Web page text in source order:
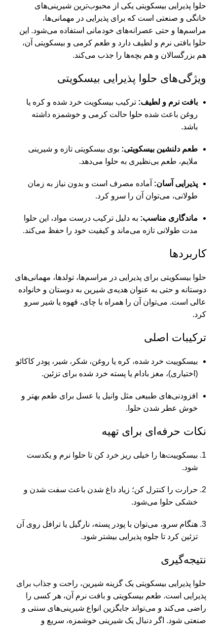
حلوا پذیرایی بیسکویتی یکی از محبوب‌ترین شیرینی‌های
خانگی و صنعتی است که برای پذیرایی در مهمانی‌ها،
مراسم‌ها و حتی عصرانه‌های خودمانی استفاده می‌شود. این
حلوا بافتی نرم و لطیف دارد و طعم کرمی و بیسکویتی آن،
هم بزرگسالان و هم بچه‌ها را جذب می‌کند.
ویژگی‌های حلوا پذیرایی بیسکویتی
بافت نرم و لطیف: ترکیب بیسکویت خرد شده و کره یا
روغن باعث شده حلوا حالت کرمی و خوشمزه داشته
باشد.
طعم دلنشین بیسکویتی: بوی بیسکویتی تازه و شیرینی
ملایم، طعم بی‌نظیری به حلوا می‌دهد.
پذیرایی آسان: آماده مصرف است و بدون نیاز به زمان
طولانی، می‌توان آن را سرو کرد.
ماندگاری مناسب: به دلیل ترکیب درست مواد، این حلوا
مدت طولانی تازه می‌ماند و کیفیت خود را حفظ می‌کند.
کاربردها
حلوا بیسکویتی برای پذیرایی در مراسم‌ها، تولدها، مهمانی‌های
دوستانه و حتی به عنوان هدیه‌ی شیرین به دوستان و خانواده
عالی است. می‌توان آن را همراه با چای، قهوه یا شیر سرو
کرد.
ترکیبات اصلی
بیسکوییت خرد شده، کره یا روغن، شکر، شیر، پودر کاکائو
(اختیاری)، مغز بادام یا پسته خرد شده برای تزئین.
افزودنی‌های طبیعی مثل وانیل یا عسل برای طعم بهتر و
خوش عطر شدن حلوا.
نکات حرفه‌ای برای تهیه
بیسکوییت‌ها را خیلی ریز خرد کن تا حلوا نرم و یکدست
شود.
حرارت را کنترل کن؛ زیاد داغ شدن باعث سفت شدن و
خشکی حلوا می‌شود.
هنگام سرو، می‌توان با پودر پسته، نارگیل یا ترافل روی آن
تزئین کرد تا جلوه پذیرایی بیشتر شود.
نتیجه‌گیری
حلوا پذیرایی بیسکویتی یک گزینه شیرین، راحت و جذاب برای
پذیرایی است. طعم بیسکویتی و بافت نرم آن، هر کسی را
راضی می‌کند و می‌تواند جایگزین انواع شیرینی‌های سنتی و
صنعتی شود. اگر دنبال یک شیرینی خوشمزه، سریع و